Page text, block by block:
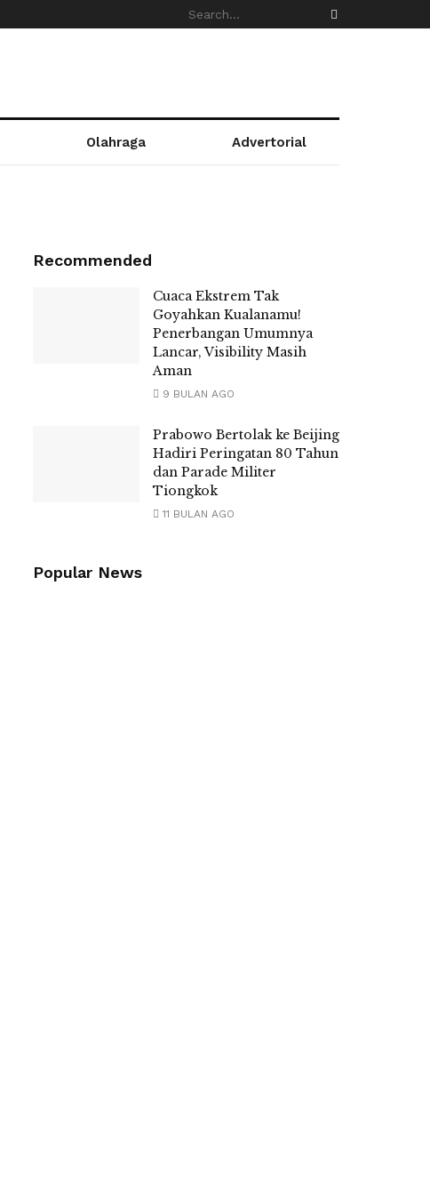
Olahraga Advertorial
Recommended
Cuaca Ekstrem Tak
Goyahkan Kualanamu!
Penerbangan Umumnya
Lancar, Visibility Masih
Aman
9 BULAN AGO
Prabowo Bertolak ke Beijing
Hadiri Peringatan 80 Tahun
dan Parade Militer
Tiongkok
11 BULAN AGO
Popular News